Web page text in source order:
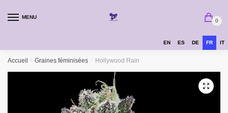
MENU
0
EN ES DE FR IT
Accueil / Graines féminisées / Hollywood Rain